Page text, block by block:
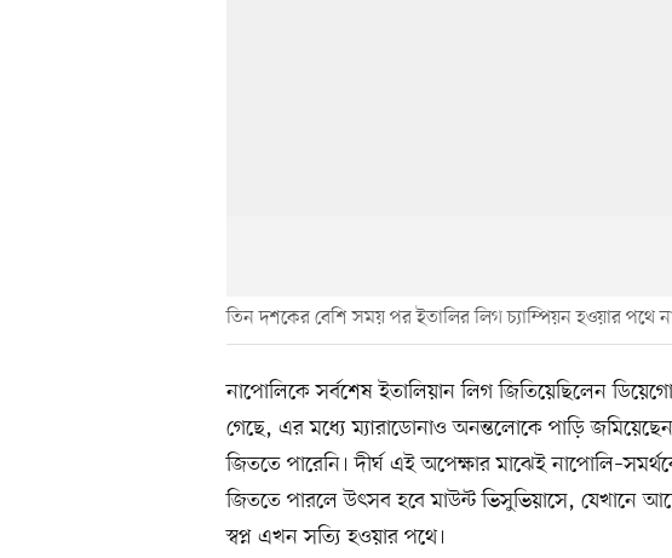
তিন দশকের বেশি সময় পর ইতালির লিগ চ্যাম্পিয়ন হওয়ার পথে
নাপোলিকে সর্বশেষ ইতালিয়ান লিগ জিতিয়েছিলেন
গেছে, এর মধ্যে ম্যারাডোনাও অনন্তলোকে পাড়ি
জিততে পারেনি। দীর্ঘ এই অপেক্ষার মাঝেই
জিততে পারলে উৎসব হবে মাউন্ট ভিসুভিয়াসে, যেখানে
স্বপ্ন এখন সত্যি হওয়ার পথে।